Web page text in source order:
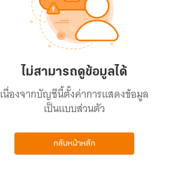
ไม่สามารถดูข้อมูลได้
เนื่องจากบัญชีนี้ตั้งค่าการแสดงข้อมูล
เป็นแบบส่วนตัว
กลับหน้าหลัก